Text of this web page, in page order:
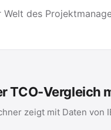
des
TCO-Vergleich
zeigt mit Daten von